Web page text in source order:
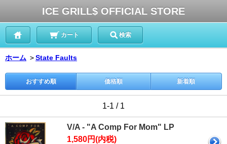
ICE GRILL$ OFFICIAL STORE
カート 検索
ホーム ＞State Faults
おすすめ順 価格順 新着順
1-1 / 1
V/A - "A Comp For Mom" LP
1,580円(内税)